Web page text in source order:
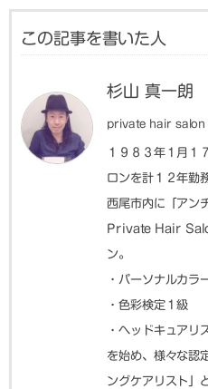
この記事を書いた人
杉山 真一朗
private hair salon
１９８３年１月１
ロンを計１２年勤
西尾市内に「アン
Private Hair
ン。
・パーソナルカラ
・色彩検定１級
・ヘッドキュアリ
を始め、様々な認
ングケアリスト」